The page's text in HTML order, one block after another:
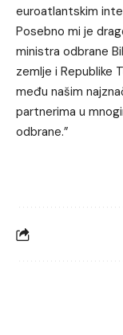
euroatlantskim
Posebno mi je
ministra odbrane
zemlje i Republike
među našim
partnerima u
odbrane.”